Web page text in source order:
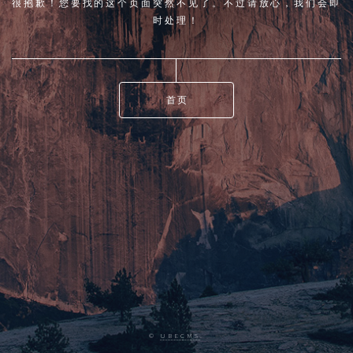
很抱歉！您要找的这个页面突然不见了。不过请放心，我们会即
时处理！
首页
© UBECMS.